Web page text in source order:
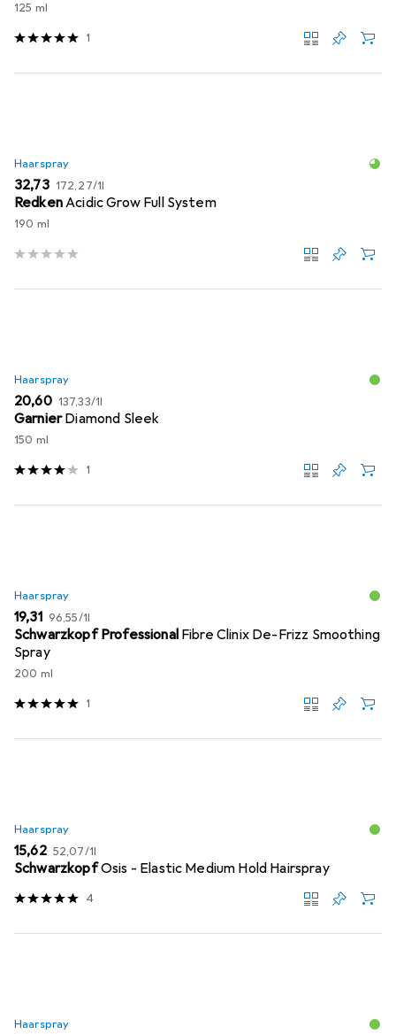
125 ml
1
Haarspray
EUR
32,73 EUR
172,27/1l
RedkenAcidic Grow Full System
190 ml
Haarspray
EUR
20,60 EUR
137,33/1l
GarnierDiamond Sleek
150 ml
1
Haarspray
EUR
19,31 EUR
96,55/1l
Schwarzkopf Professional Fibre Clinix De-Frizz Smoothing
Spray
200 ml
1
Haarspray
EUR
15,62 EUR
52,07/1l
SchwarzkopfOsis - Elastic Medium Hold Hairspray
4
Haarspray